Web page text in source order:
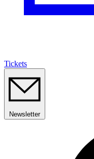
Tickets
Newsletter